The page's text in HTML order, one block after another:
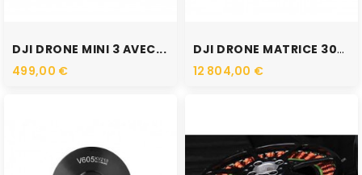
DJI DRONE MINI 3 AVEC...
499,00 €
DJI DRONE MATRICE 300 RTK
12 804,00 €